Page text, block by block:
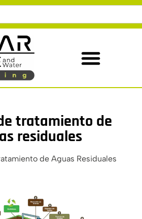
tratamiento de
residuales
de Aguas Residuales